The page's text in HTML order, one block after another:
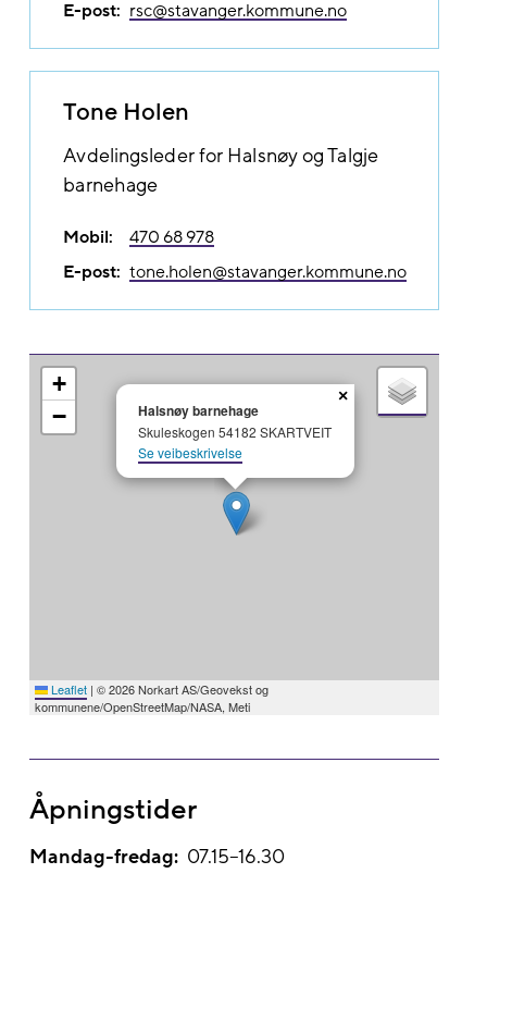
E-post: rsc@​stavanger.kommune.no
Tone Holen
Avdelingsleder for Halsnøy og Talgje
barnehage
Mobil:
470 68 978
E-post: tone.holen@​stavanger.kommune.no
Halsnøy barnehage
Skuleskogen 54182 SKARTVEIT
Se veibeskrivelse
×
+
−
Leaflet | © 2026 Norkart AS/Geovekst og
kommunene/OpenStreetMap/NASA, Meti
Åpningstider
Mandag-fredag: 07.15–16.30